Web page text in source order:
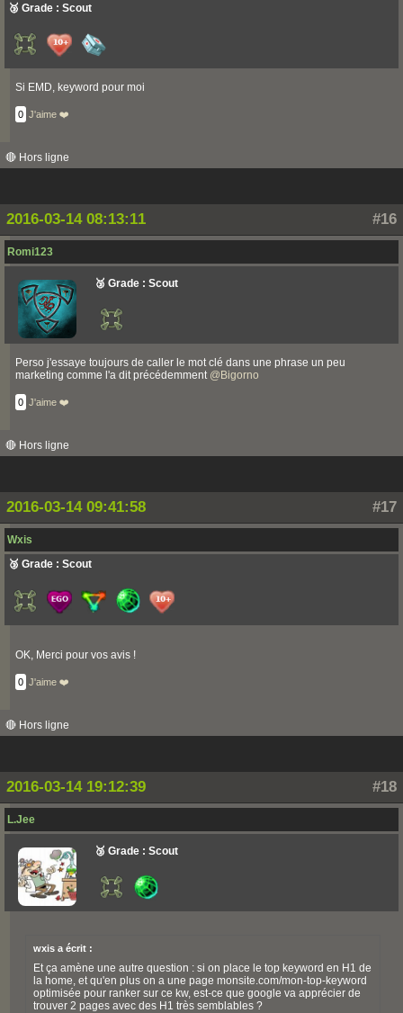
🥉 Grade : Scout
Si EMD, keyword pour moi
0 J'aime ❤️
🔴 Hors ligne
#16
2016-03-14 08:13:11
Romi123
🥉 Grade : Scout
Perso j'essaye toujours de caller le mot clé dans une phrase un peu
marketing comme l'a dit précédemment @ Bigorno
0 J'aime ❤️
🔴 Hors ligne
#17
2016-03-14 09:41:58
Wxis
🥉 Grade : Scout
OK, Merci pour vos avis !
0 J'aime ❤️
🔴 Hors ligne
#18
2016-03-14 19:12:39
L.Jee
🥉 Grade : Scout
wxis a écrit :
Et ça amène une autre question : si on place le top keyword en H1 de
la home, et qu'en plus on a une page monsite.com/mon-top-keyword
optimisée pour ranker sur ce kw, est-ce que google va apprécier de
trouver 2 pages avec des H1 très semblables ?